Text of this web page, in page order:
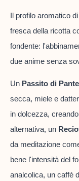
Il profilo aromatico
fresca della ricotta
fondente:
due anime senza
Un Passito di
secca, miele e
in dolcezza,
alternativa, un
da meditazione
bene l'intensità del
analcolica, un caffè